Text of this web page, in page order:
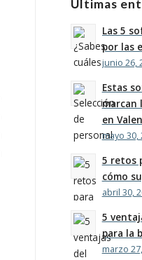
Últimas
Las 5
por las
junio 26,
Estas
marcan
en
mayo 30,
5 retos
cómo
abril 30,
5
para la
marzo